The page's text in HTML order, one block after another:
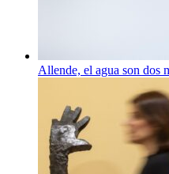
Allende, el agua son dos